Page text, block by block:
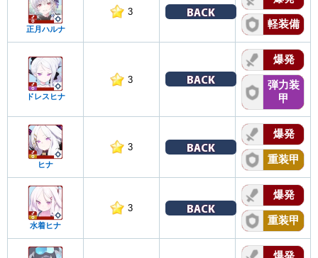
正月ハルナ
3 BACK
軽装備
ドレスヒナ
3 BACK
爆発
弾力装
甲
ヒナ
3 BACK
爆発
重装甲
水着ヒナ
3 BACK
爆発
重装甲